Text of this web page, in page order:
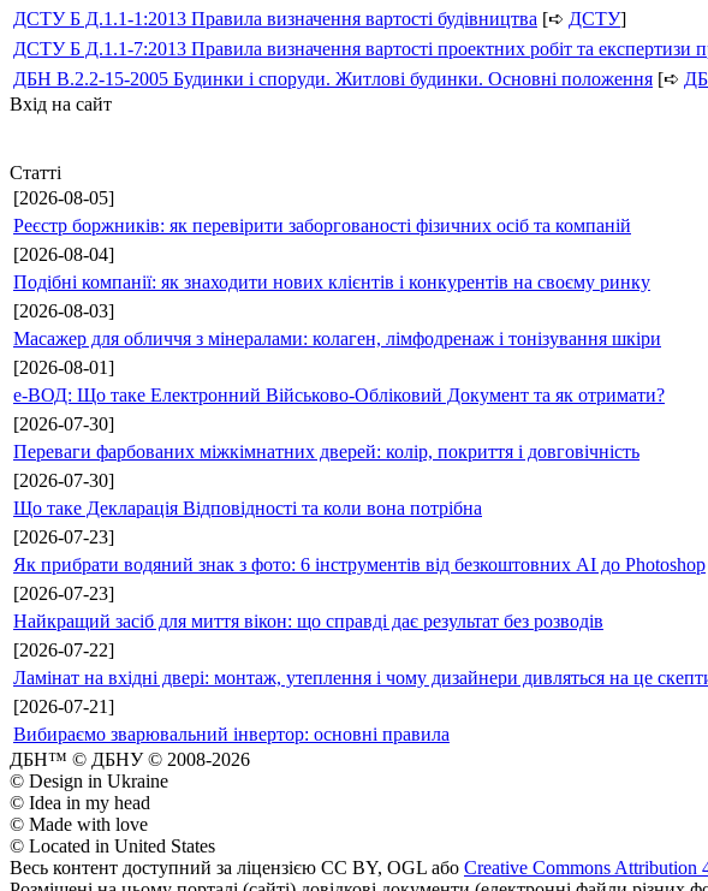
ДСТУ Б Д.1.1-1:2013 Правила визначення вартості будівництва [➪ ДСТУ]
ДСТУ Б Д.1.1-7:2013 Правила визначення вартості проектних робіт та експертизи
ДБН В.2.2-15-2005 Будинки і споруди. Житлові будинки. Основні положення [➪
Вхід на сайт
Статті
[2026-08-05]
Реєстр боржників: як перевірити заборгованості фізичних осіб та компаній
[2026-08-04]
Подібні компанії: як знаходити нових клієнтів і конкурентів на своєму ринку
[2026-08-03]
Масажер для обличчя з мінералами: колаген, лімфодренаж і тонізування шкіри
[2026-08-01]
е-ВОД: Що таке Електронний Військово-Обліковий Документ та як отримати?
[2026-07-30]
Переваги фарбованих міжкімнатних дверей: колір, покриття і довговічність
[2026-07-30]
Що таке Декларація Відповідності та коли вона потрібна
[2026-07-23]
Як прибрати водяний знак з фото: 6 інструментів від безкоштовних AI до Photoshop
[2026-07-23]
Найкращий засіб для миття вікон: що справді дає результат без розводів
[2026-07-22]
Ламінат на вхідні двері: монтаж, утеплення і чому дизайнери дивляться на це
[2026-07-21]
Вибираємо зварювальний інвертор: основні правила
ДБН™ © ДБНУ © 2008-2026
© Design in Ukraine
© Idea in my head
© Made with love
© Located in United States
Весь контент доступний за ліцензією CC BY, OGL або Creative Commons Attribution